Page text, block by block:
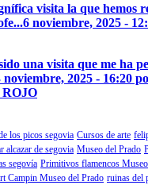
visita la que hemos
6 noviembre, 2025 -
una visita que me ha
noviembre, 2025 - 16:20
los picos segovia Cursos de arte
alcazar de segovia Museo del Prado
segovía Primitivos flamencos
Campin Museo del Prado ruinas del